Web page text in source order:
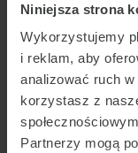
Niniejsza strona
Wykorzystujemy
i reklam, aby
analizować ruch
korzystasz z
Partnerzy mogą
109 zł
Neurolog
99 zł
Okulista